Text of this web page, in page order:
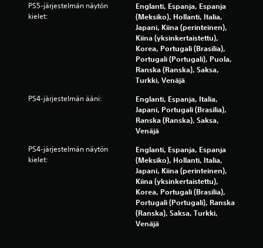
PS5-järjestelmän näytön
kielet:
Englanti, Espanja, Espanja
(Meksiko), Hollanti, Italia,
Japani, Kiina (perinteinen),
Kiina (yksinkertaistettu),
Korea, Portugali (Brasilia),
Portugali (Portugali), Puola,
Ranska (Ranska), Saksa,
Turkki, Venäjä
PS4-järjestelmän ääni:
Englanti, Espanja, Italia,
Japani, Portugali (Brasilia),
Ranska (Ranska), Saksa,
Venäjä
PS4-järjestelmän näytön
kielet:
Englanti, Espanja, Espanja
(Meksiko), Hollanti, Italia,
Japani, Kiina (perinteinen),
Kiina (yksinkertaistettu),
Korea, Portugali (Brasilia),
Portugali (Portugali), Ranska
(Ranska), Saksa, Turkki,
Venäjä